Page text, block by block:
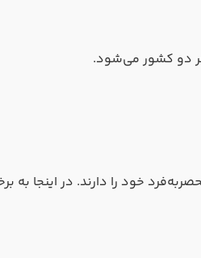
دو کشور می‌شود.
خود را دارند. در اینجا به